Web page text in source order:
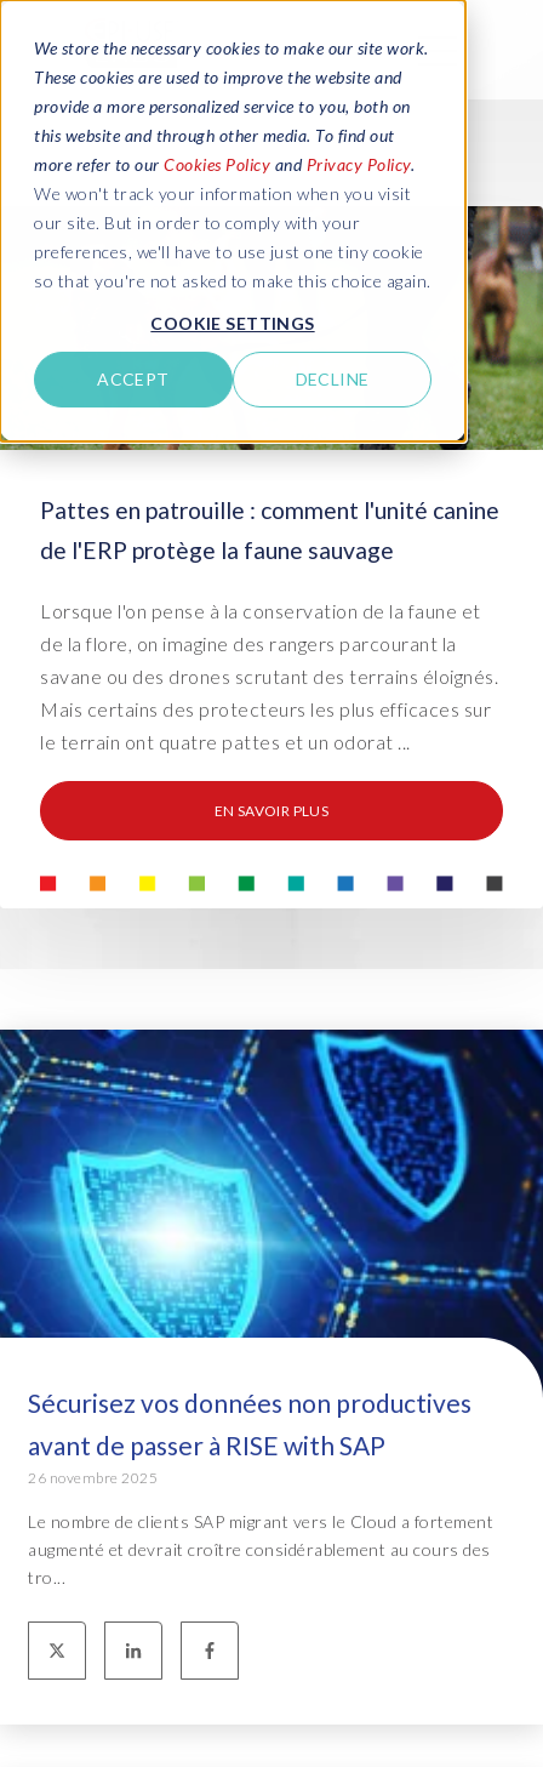
We store the necessary cookies to make our site work.
These cookies are used to improve the website and
provide a more personalized service to you, both on
this website and through other media. To find out
more refer to our Cookies Policy and Privacy Policy.
We won't track your information when you visit
our site. But in order to comply with your
preferences, we'll have to use just one tiny cookie
so that you're not asked to make this choice again.
COOKIE SETTINGS
ACCEPT DECLINE
Pattes en patrouille : comment l'unité canine
de l'ERP protège la faune sauvage
Lorsque l'on pense à la conservation de la faune et
de la flore, on imagine des rangers parcourant la
savane ou des drones scrutant des terrains éloignés.
Mais certains des protecteurs les plus efficaces sur
le terrain ont quatre pattes et un odorat ...
EN SAVOIR PLUS
Sécurisez vos données non productives
avant de passer à RISE with SAP
26 novembre 2025
Le nombre de clients SAP migrant vers le Cloud a fortement
augmenté et devrait croître considérablement au cours des
tro...